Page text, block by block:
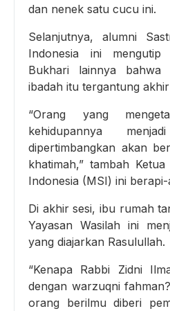
dan nenek satu cucu ini.
Selanjutnya, alumni
Indonesia ini
Bukhari lainnya bahwa
ibadah itu tergantung
“Orang yang
kehidupannya
dipertimbangkan akan
khatimah,” tambah
Indonesia (MSI) ini berapi-
Di akhir sesi, ibu rumah
Yayasan Wasilah ini
yang diajarkan Rasulullah.
“Kenapa Rabbi Zidni
dengan warzuqni
orang berilmu diberi